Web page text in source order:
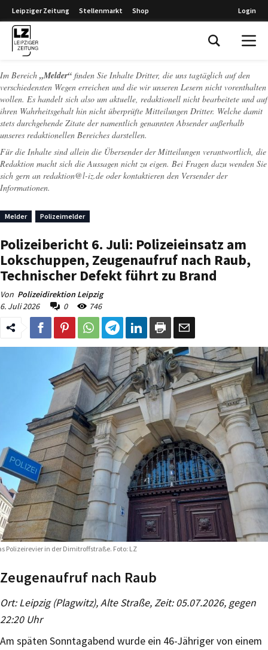
Leipziger Zeitung Stellenmarkt Shop Login
Im Bereich „Melder“ finden Sie Inhalte Dritter, die uns tagtäglich auf den
verschiedensten Wegen erreichen und die wir unseren Lesern nicht vorenthalten
wollen. Es handelt sich also um aktuelle, redaktionell nicht bearbeitete und auf
ihren Wahrheitsgehalt hin nicht überprüfte Mitteilungen Dritter. Welche damit
stets durchgehende Zitate der namentlich genannten Absender außerhalb
unseres redaktionellen Bereiches darstellen.
Für die Inhalte sind allein die Übersender der Mitteilungen verantwortlich, die
Redaktion macht sich die Aussagen nicht zu eigen. Bei Fragen dazu wenden Sie
sich gern an redaktion@l-iz.de oder kontaktieren den Versender der
Informationen.
Melder Polizeimelder
Polizeibericht 6. Juli: Polizeieinsatz am
Lokschuppen, Zeugenaufruf nach Raub,
Technischer Defekt führt zu Brand
Von Polizeidirektion Leipzig
6. Juli 2026
0 746
Polizeirevier in der Dimitroffstraße. Foto: LZ
Zeugenaufruf nach Raub
Ort: Leipzig (Plagwitz), Alte Straße, Zeit: 05.07.2026, gegen
22:20 Uhr
Am späten Sonntagabend wurde ein 46-Jähriger von einem